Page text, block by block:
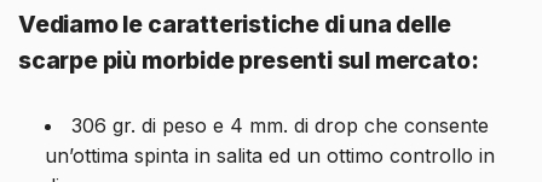
Vediamo le caratteristiche di una delle
scarpe più morbide presenti sul mercato:
306 gr. di peso e 4 mm. di drop che consente
un’ottima spinta in salita ed un ottimo controllo in